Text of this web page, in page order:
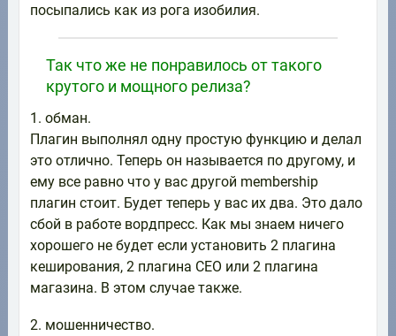
посыпались как из рога изобилия.
Так что же не понравилось от такого
крутого и мощного релиза?
1. обман.
Плагин выполнял одну простую функцию и делал
это отлично. Теперь он называется по другому, и
ему все равно что у вас другой membership
плагин стоит. Будет теперь у вас их два. Это дало
сбой в работе вордпресс. Как мы знаем ничего
хорошего не будет если установить 2 плагина
кеширования, 2 плагина СЕО или 2 плагина
магазина. В этом случае также.
2. мошенничество.